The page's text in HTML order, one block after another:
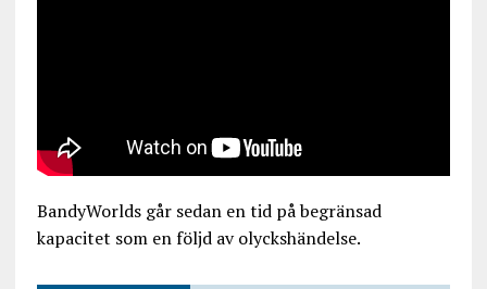
BandyWorlds går sedan en tid på begränsad
kapacitet som en följd av olyckshändelse.